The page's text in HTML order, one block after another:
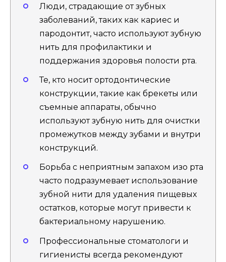
Люди, страдающие от зубных
заболеваний, таких как кариес и
пародонтит, часто используют зубную
нить для профилактики и
поддержания здоровья полости рта.
Те, кто носит ортодонтические
конструкции, такие как брекеты или
съемные аппараты, обычно
используют зубную нить для очистки
промежутков между зубами и внутри
конструкций.
Борьба с неприятным запахом изо рта
часто подразумевает использование
зубной нити для удаления пищевых
остатков, которые могут привести к
бактериальному нарушению.
Профессиональные стоматологи и
гигиенисты всегда рекомендуют